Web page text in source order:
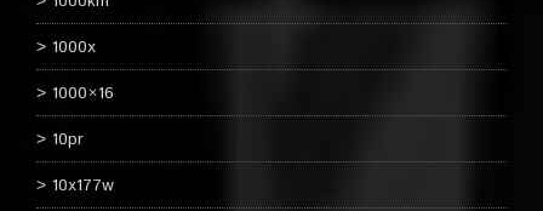
1000x
1000×16
10pr
10x177w